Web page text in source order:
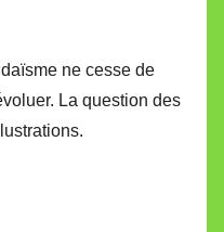
ne cesse de
La question des